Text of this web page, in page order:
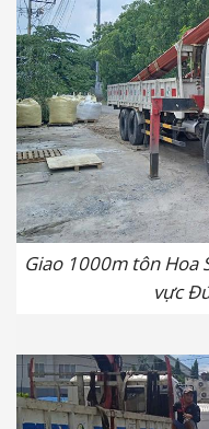
Giao 1000m tôn Hoa
vực